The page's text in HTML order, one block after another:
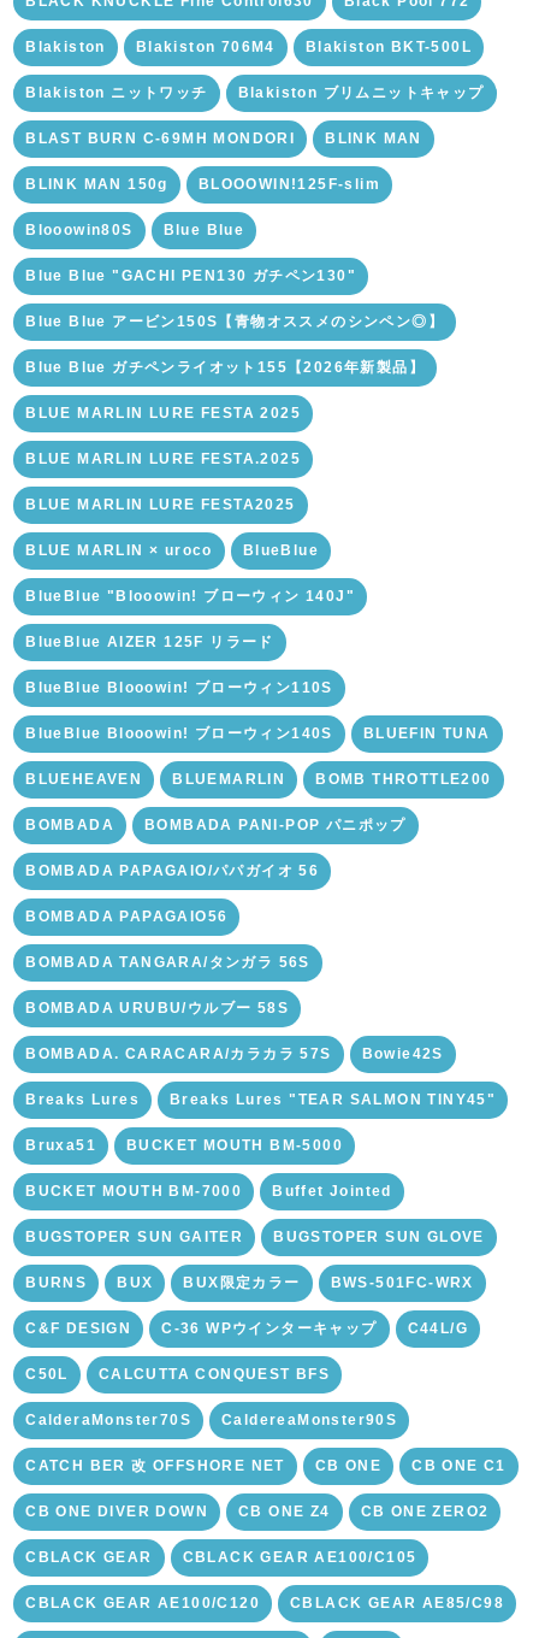
Blakiston Blakiston 706M4 Blakiston BKT-500L
Blakiston ニットワッチ Blakiston ブリムニットキャップ
BLAST BURN C-69MH MONDORI BLINK MAN
BLINK MAN 150g BLOOOWIN!125F-slim
Blooowin80S Blue Blue
Blue Blue "GACHI PEN130 ガチペン130"
Blue Blue アービン150S【青物オススメのシンペン◎】
Blue Blue ガチペンライオット155【2026年新製品】
BLUE MARLIN LURE FESTA 2025
BLUE MARLIN LURE FESTA.2025
BLUE MARLIN LURE FESTA2025
BLUE MARLIN × uroco BlueBlue
BlueBlue "Blooowin! ブローウィン 140J"
BlueBlue AIZER 125F リラード
BlueBlue Blooowin! ブローウィン110S
BlueBlue Blooowin! ブローウィン140S BLUEFIN TUNA
BLUEHEAVEN BLUEMARLIN BOMB THROTTLE200
BOMBADA BOMBADA PANI-POP パニポップ
BOMBADA PAPAGAIO/パパガイオ 56
BOMBADA PAPAGAIO56
BOMBADA TANGARA/タンガラ 56S
BOMBADA URUBU/ウルブー 58S
BOMBADA. CARACARA/カラカラ 57S Bowie42S
Breaks Lures Breaks Lures "TEAR SALMON TINY45"
Bruxa51 BUCKET MOUTH BM-5000
BUCKET MOUTH BM-7000 Buffet Jointed
BUGSTOPER SUN GAITER BUGSTOPER SUN GLOVE
BURNS BUX BUX限定カラー BWS-501FC-WRX
C&F DESIGN C-36 WPウインターキャップ C44L/G
C50L CALCUTTA CONQUEST BFS
CalderaMonster70S CaldereaMonster90S
CATCH BER 改 OFFSHORE NET CB ONE CB ONE C1
CB ONE DIVER DOWN CB ONE Z4 CB ONE ZERO2
CBLACK GEAR CBLACK GEAR AE100/C105
CBLACK GEAR AE100/C120 CBLACK GEAR AE85/C98